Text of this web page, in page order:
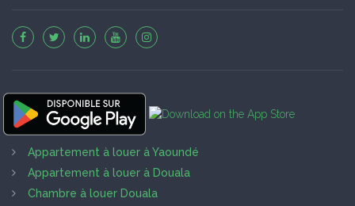
Appartement à louer à Yaoundé
Appartement à louer à Douala
Chambre à louer Douala